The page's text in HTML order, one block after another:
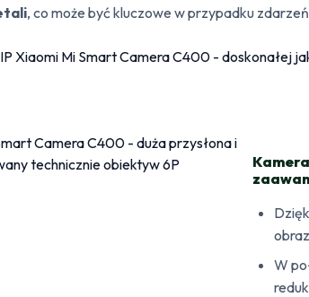
, co może być kluczowe w przypadku
W